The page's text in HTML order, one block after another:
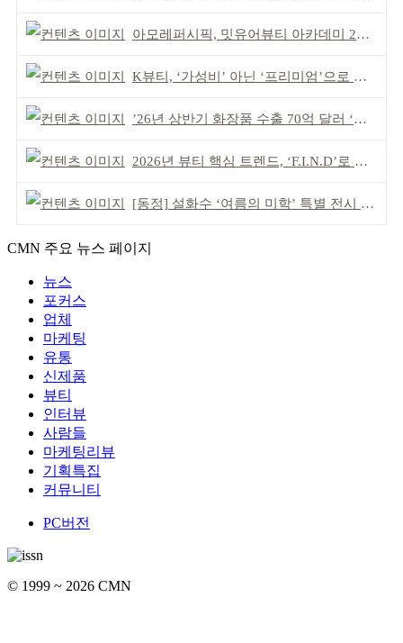
아모레퍼시픽, 밋유어뷰티 아카데미 2기 발대식
K뷰티, ‘가성비’ 아닌 ‘프리미엄’으로 승부걸어야
’26년 상반기 화장품 수출 70억 달러 ‘역대 최고’
2026년 뷰티 핵심 트렌드, ‘F.I.N.D’로 읽는다
[동정] 설화수 ‘여름의 미학’ 특별 전시 개최
CMN 주요 뉴스 페이지
뉴스
포커스
업체
마케팅
유통
신제품
뷰티
인터뷰
사람들
마케팅리뷰
기획특집
커뮤니티
PC버전
© 1999 ~ 2026 CMN